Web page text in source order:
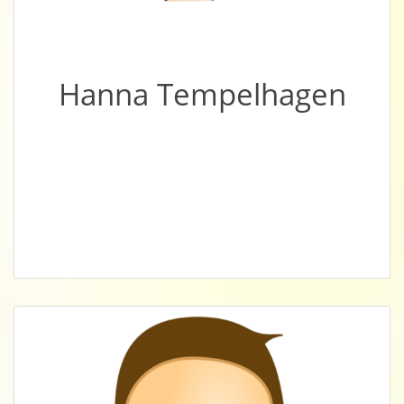
Hanna Tempelhagen
Michael Merks, Hamburg, DE
Betriebswirtschaft (Dipl.-Kfm.) + Psychologie